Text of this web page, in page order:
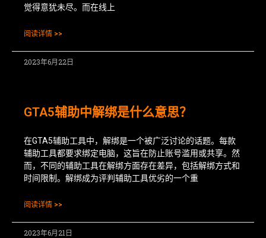
觉得意犹未尽。而在线上
阅读详情 >>
2023年6月22日
GTA5辅助中解绑是什么意思？
在GTA5辅助工具中，解绑是一个被广泛讨论的话题。每款
辅助工具都要求绑定电脑，这旨在防止账号滥用或共享。然
而，不同的辅助工具在解绑方面存在差异，包括解绑方式和
时间限制。解绑成为评判辅助工具优劣的一个重
阅读详情 >>
2023年6月21日